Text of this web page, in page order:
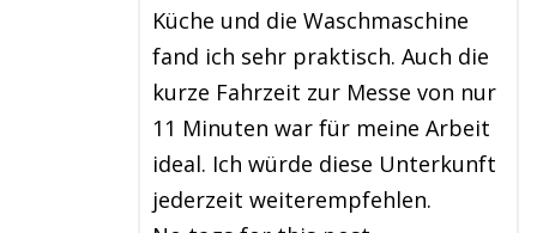
Küche und die Waschmaschine
fand ich sehr praktisch. Auch die
kurze Fahrzeit zur Messe von nur
11 Minuten war für meine Arbeit
ideal. Ich würde diese Unterkunft
jederzeit weiterempfehlen.